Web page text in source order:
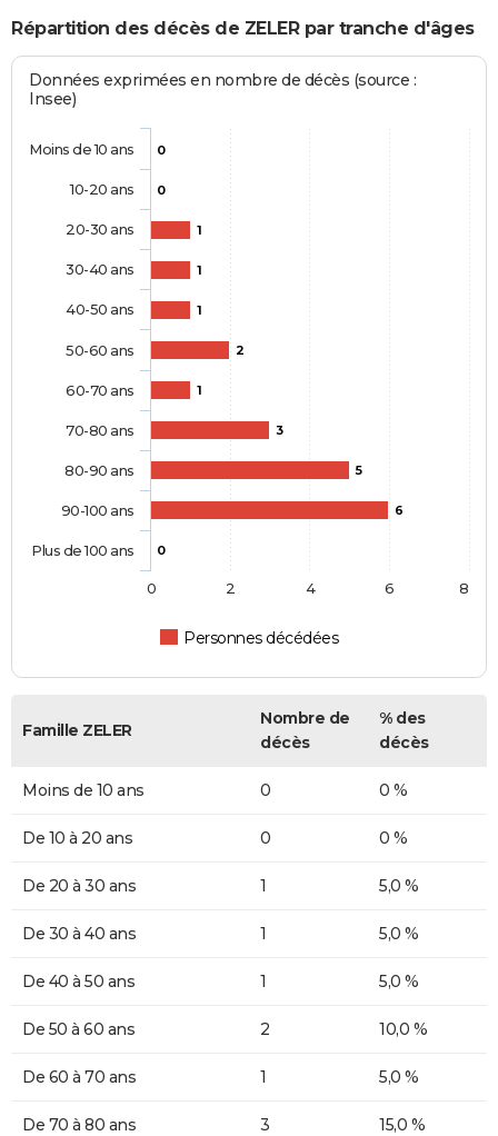
Répartition des décès de ZELER par tranche d'âges
Données exprimées en nombre de décès (source :
Insee)
0
0
1
1
1
2
1
3
5
6
0
Personnes décédées
Moins de 10 ans
10-20 ans
20-30 ans
30-40 ans
40-50 ans
50-60 ans
60-70 ans
70-80 ans
80-90 ans
90-100 ans
Plus de 100 ans
0 2 4 6 8
Famille ZELER
Nombre de
décès
% des
décès
Moins de 10 ans 0 0 %
De 10 à 20 ans 0 0 %
De 20 à 30 ans 1 5,0 %
De 30 à 40 ans 1 5,0 %
De 40 à 50 ans 1 5,0 %
De 50 à 60 ans 2 10,0 %
De 60 à 70 ans 1 5,0 %
De 70 à 80 ans 3 15,0 %